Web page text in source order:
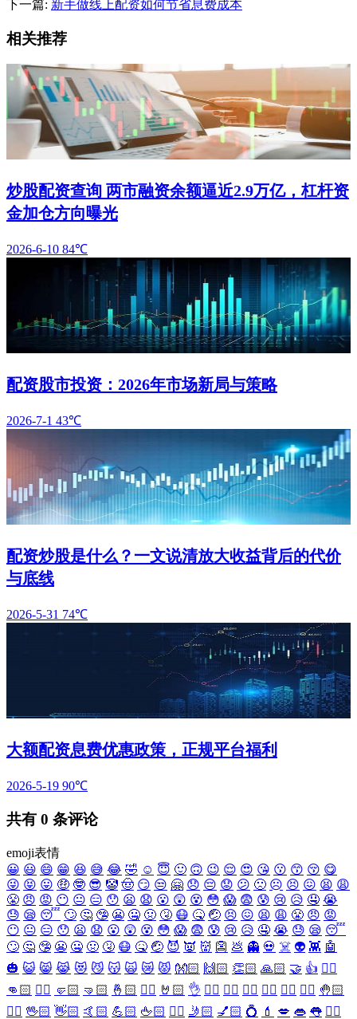
下一篇: 新手做线上配资如何节省息费成本
相关推荐
炒股配资查询 两市融资余额逼近2.9万亿，杠杆资
金加仓方向曝光
2026-6-10 84℃
配资股市投资：2026年市场新局与策略
2026-7-1 43℃
配资炒股是什么？一文说清放大收益背后的代价
与底线
2026-5-31 74℃
大额配资息费优惠政策，正规平台福利
2026-5-19 90℃
共有 0 条评论
emoji表情
😀 😃 😄 😁 😆 😅 😂 🤣 ☺️ 😇 🙂 🙃 😉 😌 😍 😘 😗 😙 😚 😋
😜 😝 😛 🤑 🤓 😎 🤡 🤠 😏 😒 🤗 😞 😔 😟 😕 🙁 ☹️ 😣 😖 😫 😩
😤 😠 😡 😶 😐 😑 😯 😦 😧 😮 😲 😵 😳 😱 😨 😰 😢 😥 🤤 😭
😓 😪 😴 🙄 🤔 🤥 😬 🤐 🤢 🤧 😷 🤒 🤕 😣 😖 😫 😩 😤 😠 😡
😶 😐 😑 😯 😦 😧 😮 😲 😵 😳 😱 😨 😰 😢 😥 🤤 😭 😓 😪 😴
🙄 🤔 🤥 😬 🤐 🤢 🤧 😷 🤒 🤕 😈 👿 👹 👺 💩 👻 💀 ☠️ 👽 👾 🤖
🎃 😺 😸 😹 😻 😼 😽 🙀 😿 😾 👐🏻 🙌🏻 👏🏻 🙏🏻 🤝 👍 👎🏻
👊🏻 ✊🏻 🤛🏻 🤜🏻 🤞🏻 ✌🏻 🤘🏻 👌 👈🏻 👉🏻 👆🏻 👇🏻 ☝🏻 ✋🏻 🤚🏻
🖐🏻 🖖🏻 👋🏻 🤙🏻 💪🏻 🖕🏻 ✍🏻 🤳🏻 💅🏻 💍 💄 💋 👄 👅 👂🏻